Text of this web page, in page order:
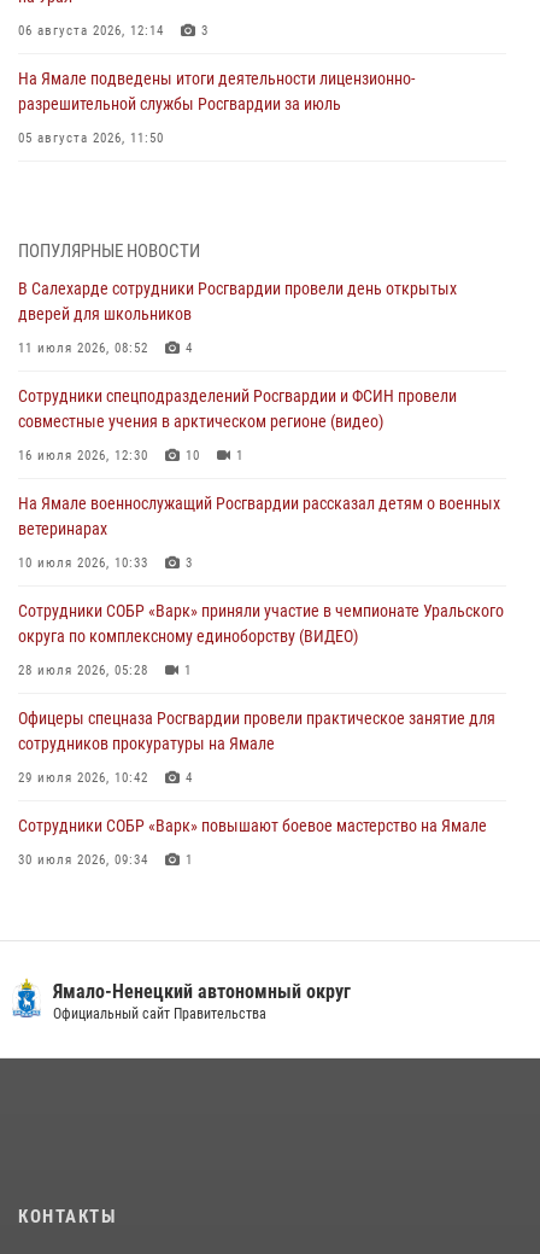
06 августа 2026, 12:14 3
На Ямале подведены итоги деятельности лицензионно-
разрешительной службы Росгвардии за июль
05 августа 2026, 11:50
03 августа 2026, 07:21 2
Генерал-полковник Юрий Аверин выступил на Всероссийском
молодёжном образовательном форуме «Территория смыслов»
03 августа 2026, 06:54
Директор Росгвардии Герой России генерал армии Виктор Золотов
поздравил специалистов подразделений тыла с профессиональным
праздником
Сотрудники СОБР «Варк» повышают боевое мастерство на Ямале
30 июля 2026, 09:34 1
Офицеры спецназа Росгвардии провели практическое занятие для
сотрудников прокуратуры на Ямале
29 июля 2026, 10:42 4
ПОПУЛЯРНЫЕ НОВОСТИ
В Салехарде сотрудники Росгвардии провели день открытых
дверей для школьников
11 июля 2026, 08:52 4
Сотрудники спецподразделений Росгвардии и ФСИН провели
совместные учения в арктическом регионе (видео)
16 июля 2026, 12:30 10 1
На Ямале военнослужащий Росгвардии рассказал детям о военных
ветеринарах
10 июля 2026, 10:33 3
Сотрудники СОБР «Варк» приняли участие в чемпионате Уральского
округа по комплексному единоборству (ВИДЕО)
28 июля 2026, 05:28 1
Офицеры спецназа Росгвардии провели практическое занятие для
сотрудников прокуратуры на Ямале
29 июля 2026, 10:42 4
Сотрудники СОБР «Варк» повышают боевое мастерство на Ямале
30 июля 2026, 09:34 1
«Каникулы с Росгвардией» продолжаются на Ямале
Ямало-Ненецкий автономный округ
Официальный сайт Правительства
КОНТАКТЫ